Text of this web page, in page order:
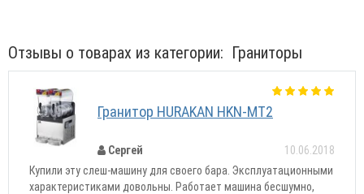
Отзывы о товарах из категории: Граниторы
Гранитор HURAKAN HKN-MT2
Сергей
10.06.2018
Купили эту слеш-машину для своего бара. Эксплуатационными
характеристиками довольны. Работает машина бесшумно,